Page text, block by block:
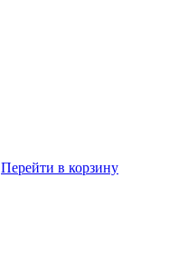
Перейти в корзину